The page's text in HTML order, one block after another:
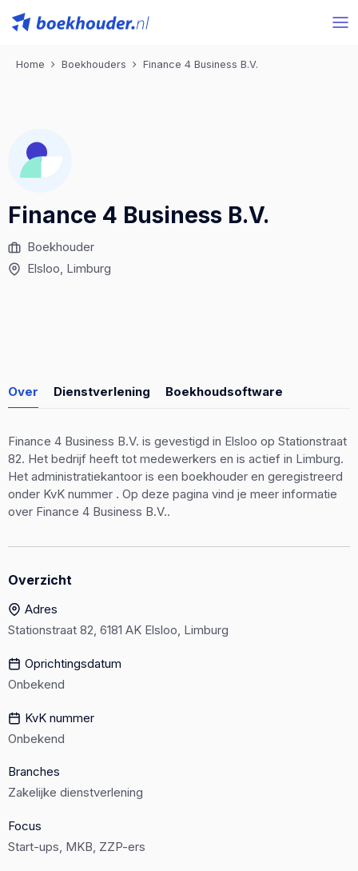
Home Boekhouders Finance 4 Business B.V.
Finance 4 Business B.V.
Boekhouder
Elsloo, Limburg
Over Dienstverlening Boekhoudsoftware
Finance 4 Business B.V. is gevestigd in Elsloo op Stationstraat
82. Het bedrijf heeft tot medewerkers en is actief in Limburg.
Het administratiekantoor is een boekhouder en geregistreerd
onder KvK nummer . Op deze pagina vind je meer informatie
over Finance 4 Business B.V..
Overzicht
Adres
Stationstraat 82, 6181 AK Elsloo, Limburg
Oprichtingsdatum
Onbekend
KvK nummer
Onbekend
Branches
Zakelijke dienstverlening
Focus
Start-ups, MKB, ZZP-ers